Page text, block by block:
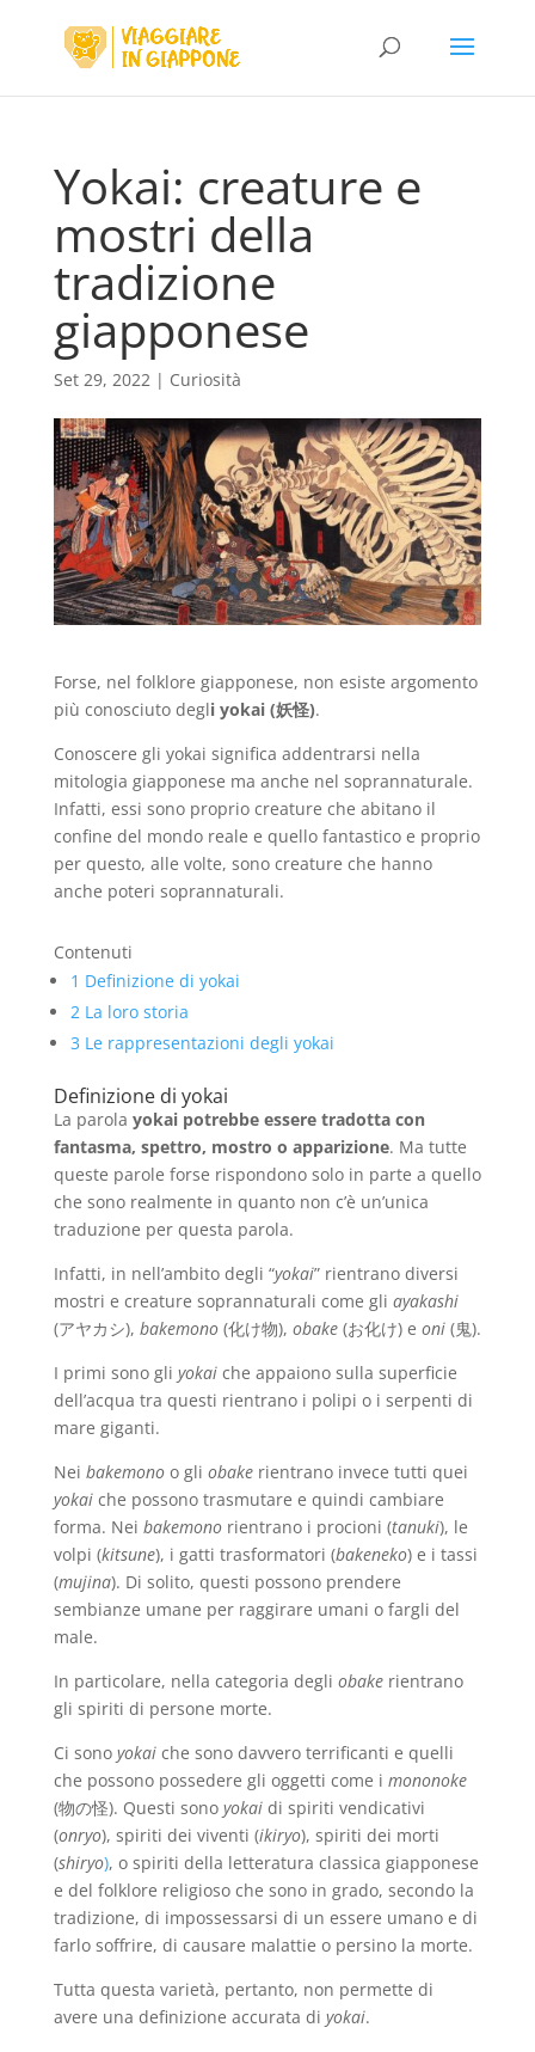
Yokai: creature e
mostri della
tradizione
giapponese
Set 29, 2022| Curiosità
Forse, nel folklore giapponese, non esiste argomento
più conosciuto degli yokai (妖怪).
Conoscere gli yokai significa addentrarsi nella
mitologia giapponese ma anche nel soprannaturale.
Infatti, essi sono proprio creature che abitano il
confine del mondo reale e quello fantastico e proprio
per questo, alle volte, sono creature che hanno
anche poteri soprannaturali.
Contenuti
1 Definizione di yokai
2La loro storia
3 Le rappresentazioni degli yokai
Definizione di yokai
La parola yokai potrebbe essere tradotta con
fantasma, spettro, mostro o apparizione. Ma tutte
queste parole forse rispondono solo in parte a quello
che sono realmente in quanto non c’è un’unica
traduzione per questa parola.
Infatti, in nell’ambito degli “yokai” rientrano diversi
mostri e creature soprannaturali come gli ayakashi
(アヤカシ), bakemono(化け物), obake(お化け) e oni(鬼).
I primi sono gli yokaiche appaiono sulla superficie
dell’acqua tra questi rientrano i polipi o i serpenti di
mare giganti.
Nei bakemonoo gli obakerientrano invece tutti quei
yokaiche possono trasmutare e quindi cambiare
forma. Nei bakemonorientrano i procioni (tanuki), le
volpi (kitsune), i gatti trasformatori (bakeneko) e i tassi
(mujina). Di solito, questi possono prendere
sembianze umane per raggirare umani o fargli del
male.
In particolare, nella categoria degli obakerientrano
gli spiriti di persone morte.
Ci sono yokaiche sono davvero terrificanti e quelli
che possono possedere gli oggetti come i mononoke
(物の怪). Questi sono yokaidi spiriti vendicativi
(onryo), spiriti dei viventi (ikiryo), spiriti dei morti
(shiryo), o spiriti della letteratura classica giapponese
e del folklore religioso che sono in grado, secondo la
tradizione, di impossessarsi di un essere umano e di
farlo soffrire, di causare malattie o persino la morte.
Tutta questa varietà, pertanto, non permette di
avere una definizione accurata di yokai.